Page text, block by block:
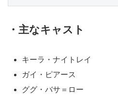
・主なキャスト
キーラ・ナイトレイ
ガイ・ピアース
ググ・バサ＝ロー